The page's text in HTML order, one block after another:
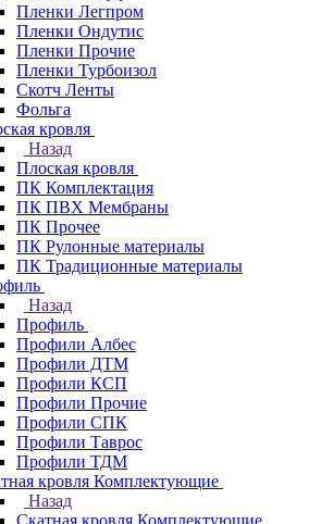
Пленки Легпром
Пленки Ондутис
Пленки Прочие
Пленки Турбоизол
Скотч Ленты
Фольга
кровля
Назад
Плоская кровля
ПК Комплектация
ПК ПВХ Мембраны
ПК Прочее
ПК Рулонные материалы
ПК Традиционные материалы
Назад
Профиль
Профили Албес
Профили ДТМ
Профили КСП
Профили Прочие
Профили СПК
Профили Таврос
Профили ТДМ
кровля Комплектующие
Назад
Скатная кровля Комплектующие